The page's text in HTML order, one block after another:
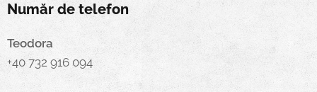
Număr de telefon
Teodora
+40 732 916 094